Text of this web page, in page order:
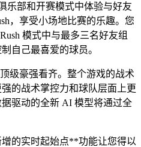
乐部和开赛模式中体验与好友
，享受小场地比赛的乐趣。您
模式中与最多三名好友组
自己最喜爱的球员。
级豪强看齐。整个游戏的战术
的战术掌控力和球队层面上更
驱动的全新 AI 模型将通过全
增的实时起始点**功能让您得以